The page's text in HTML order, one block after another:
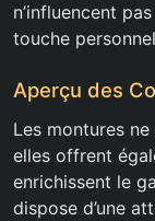
n’influencent
touche
Aperçu des
Les montures
elles offrent
enrichissent le
dispose d’une